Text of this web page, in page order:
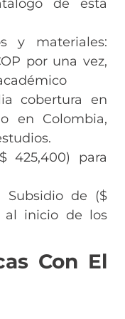
de esta
y materiales:
por una vez,
cobertura en
en Colombia,
425,400) para
Subsidio de ($
al inicio de los
Con El